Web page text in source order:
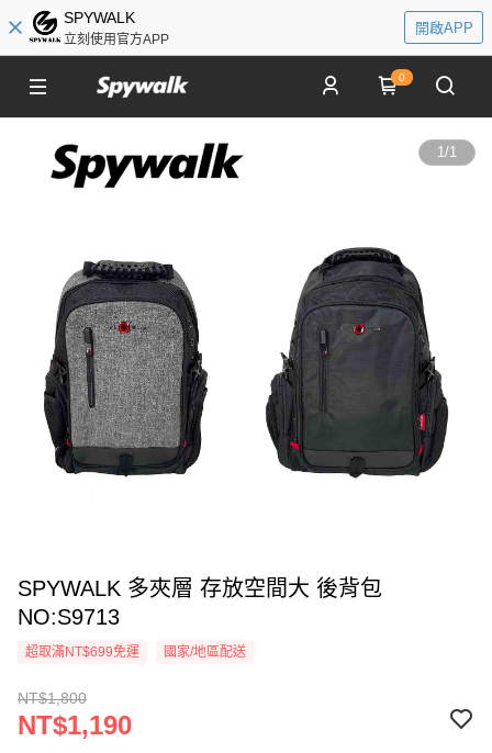
SPYWALK
立刻使用官方APP
開啟APP
0
1/1
SPYWALK 多夾層 存放空間大 後背包
NO:S9713
超取滿NT$699免運 國家/地區配送
NT$1,800
NT$1,190